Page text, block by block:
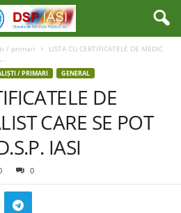
/ primari
LISTA CU CERTIFICATELE DE MEDIC
/ PRIMARI GENERAL
DE
CARE SE POT
IASI
0